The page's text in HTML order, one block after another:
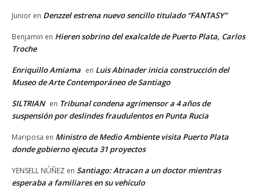
Junior en Denzzel estrena nuevo sencillo titulado “FANTASY”
Benjamin en Hieren sobrino del exalcalde de Puerto Plata, Carlos
Troche
Enriquillo Amiama en Luis Abinader inicia construcción del
Museo de Arte Contemporáneo de Santiago
SILTRIAN en Tribunal condena agrimensor a 4 años de
suspensión por deslindes fraudulentos en Punta Rucia
Mariposa en Ministro de Medio Ambiente visita Puerto Plata
donde gobierno ejecuta 31 proyectos
YENSELL NÚÑEZ en Santiago: Atracan a un doctor mientras
esperaba a familiares en su vehículo